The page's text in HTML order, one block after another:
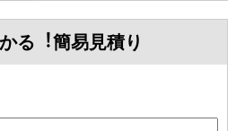
る︕簡易見積り